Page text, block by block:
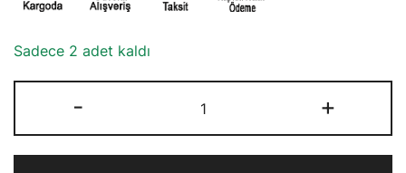
Sadece 2 adet kaldı
-
Model
Yılan
+